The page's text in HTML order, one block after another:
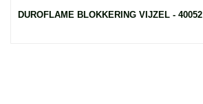
DUROFLAME BLOKKERING VIJZEL - 40052